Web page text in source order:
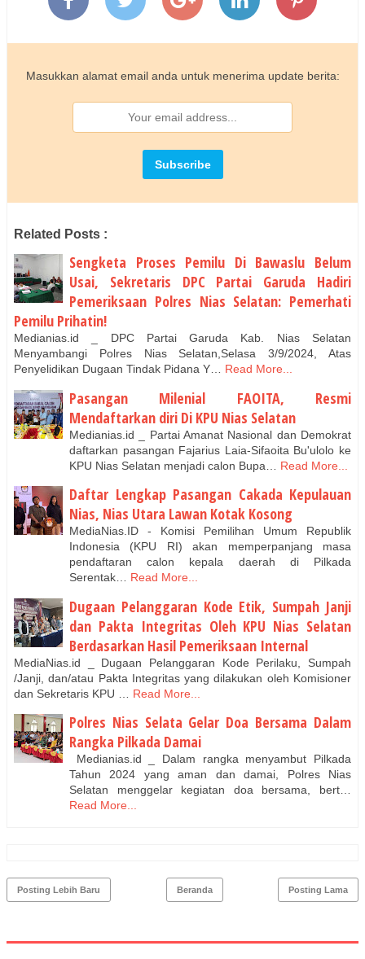
Masukkan alamat email anda untuk menerima update berita:
Related Posts :
Sengketa Proses Pemilu Di Bawaslu Belum
Usai, Sekretaris DPC Partai Garuda Hadiri
Pemeriksaan Polres Nias Selatan: Pemerhati
Pemilu Prihatin!
Medianias.id _ DPC Partai Garuda Kab. Nias Selatan
Menyambangi Polres Nias Selatan,Selasa 3/9/2024, Atas
Penyelidikan Dugaan Tindak Pidana Y… Read More...
Pasangan Milenial FAOITA, Resmi
Mendaftarkan diri Di KPU Nias Selatan
Medianias.id _ Partai Amanat Nasional dan Demokrat
daftarkan pasangan Fajarius Laia-Sifaoita Bu'ulolo ke
KPU Nias Selatan menjadi calon Bupa…
Read More...
Daftar Lengkap Pasangan Cakada Kepulauan
Nias, Nias Utara Lawan Kotak Kosong
MediaNias.ID - Komisi Pemilihan Umum Republik
Indonesia (KPU RI) akan memperpanjang masa
pendaftaran calon kepala daerah di Pilkada
Serentak… Read More...
Dugaan Pelanggaran Kode Etik, Sumpah Janji
dan Pakta Integritas Oleh KPU Nias Selatan
Berdasarkan Hasil Pemeriksaan Internal
MediaNias.id _ Dugaan Pelanggaran Kode Perilaku, Sumpah
/Janji, dan/atau Pakta Integritas yang dilakukan oleh Komisioner
dan Sekretaris KPU …
Read More...
Polres Nias Selata Gelar Doa Bersama Dalam
Rangka Pilkada Damai
Medianias.id _ Dalam rangka menyambut Pilkada
Tahun 2024 yang aman dan damai, Polres Nias
Selatan menggelar kegiatan doa bersama, bert…
Read More...
Posting Lebih Baru Posting Lama
Beranda